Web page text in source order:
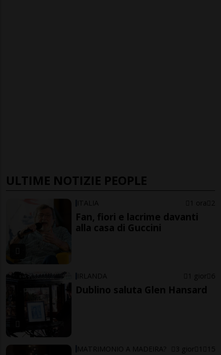
ULTIME NOTIZIE PEOPLE
ITALIA 1 ora 2
Fan, fiori e lacrime davanti
alla casa di Guccini
IRLANDA 1 gior 6
Dublino saluta Glen Hansard
MATRIMONIO A MADEIRA? 3 gior 1 15